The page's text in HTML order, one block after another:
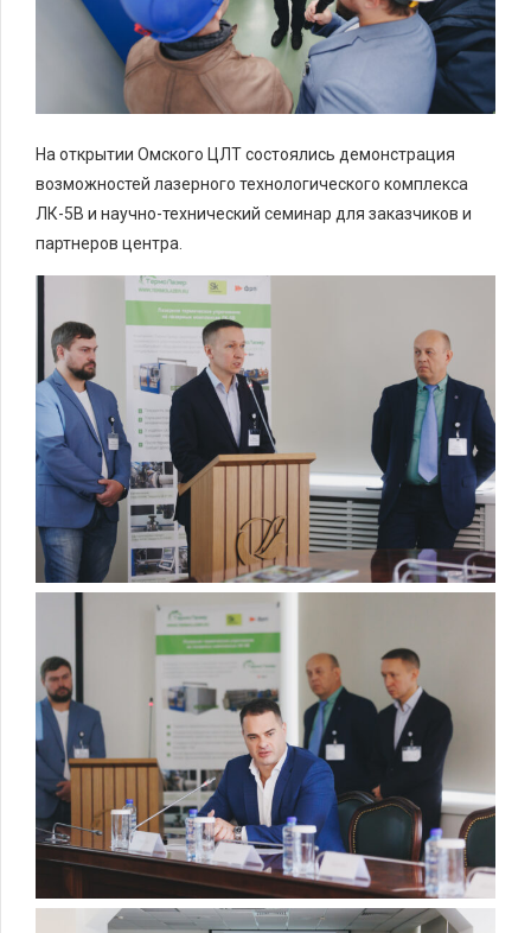
На открытии Омского ЦЛТ состоялись демонстрация
возможностей лазерного технологического комплекса
ЛК-5В и научно-технический семинар для заказчиков и
партнеров центра.